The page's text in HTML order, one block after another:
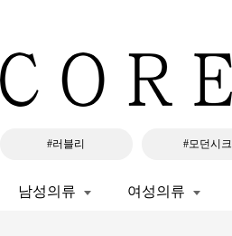
#러블리 #모던시크
남성의류 여성의류